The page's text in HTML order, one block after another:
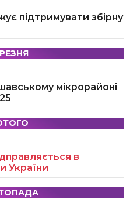
підтримувати збірну
мікрорайоні
в
України